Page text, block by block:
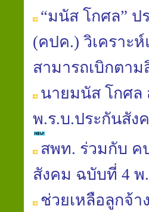
“มนัส โกศล”
(คปค.) วิเคราะ
สามารถเบิกตา
นายมนัส โกศล
พ.ร.บ.ประกันสัง
สพท. ร่วมกับ ค
สังคม ฉบับที่ 4 พ
ช่วยเหลือลูกจ้า